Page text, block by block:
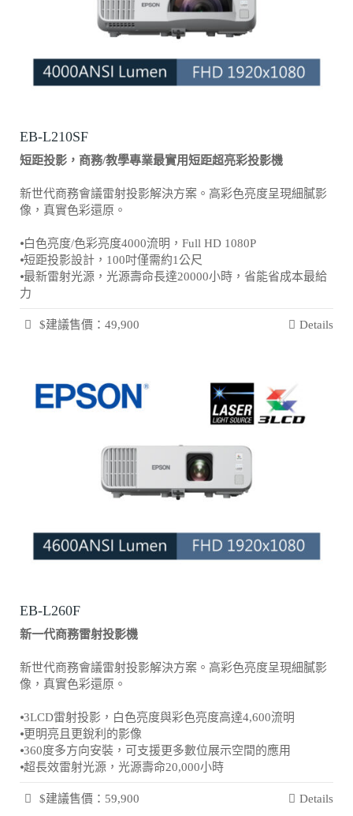
EB-L210SF
短距投影，商務/教學專業最實用短距超亮彩投影機
新世代商務會議雷射投影解決方案。高彩色亮度呈現細膩影
像，真實色彩還原。
⦁白色亮度/色彩亮度4000流明，Full HD 1080P
⦁短距投影設計，100吋僅需約1公尺
⦁最新雷射光源，光源壽命長達20000小時，省能省成本最給
力
$建議售價：49,900 Details
EB-L260F
新一代商務雷射投影機
新世代商務會議雷射投影解決方案。高彩色亮度呈現細膩影
像，真實色彩還原。
⦁3LCD雷射投影，白色亮度與彩色亮度高達4,600流明
⦁更明亮且更銳利的影像
⦁360度多方向安裝，可支援更多數位展示空間的應用
⦁超長效雷射光源，光源壽命20,000小時
$建議售價：59,900 Details